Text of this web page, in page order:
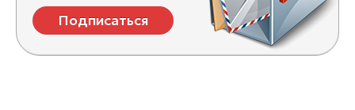
Подписаться